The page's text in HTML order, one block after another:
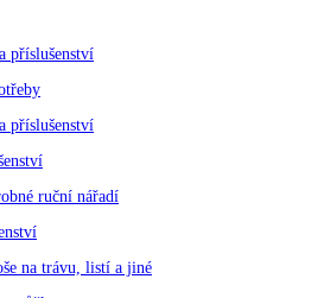
příslušenství
příslušenství
ruční nářadí
na trávu, listí a jiné